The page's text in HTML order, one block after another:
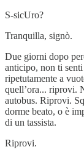
S-sicUro?
Tranquilla, signò.
Due giorni dopo
anticipo, non ti
ripetutamente a
quell’ora... riprovi.
autobus. Riprovi.
dorme beato, o è
di un tassista.
Riprovi.